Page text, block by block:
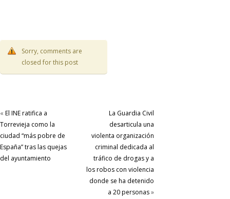
Sorry, comments are
closed for this post
« El INE ratifica a
Torrevieja como la
ciudad “más pobre de
España” tras las quejas
del ayuntamiento
La Guardia Civil
desarticula una
violenta organización
criminal dedicada al
tráfico de drogas y a
los robos con violencia
donde se ha detenido
a 20 personas»